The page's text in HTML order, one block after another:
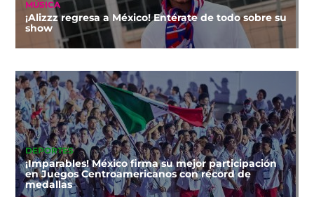
MÚSICA
¡Alizzz regresa a México! Entérate de todo sobre su
show
DEPORTES
¡Imparables! México firma su mejor participación
en Juegos Centroamericanos con récord de
medallas